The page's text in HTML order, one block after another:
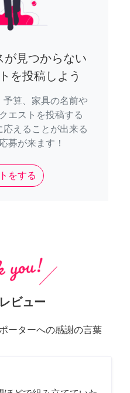
が見つからない
を投稿しよう
予算、家具の名前や
エストを投稿する
応えることが出来る
募が来ます！
をする
ビュー
ーターへの感謝の言葉